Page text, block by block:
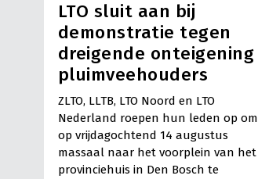
LTO sluit aan bij
demonstratie tegen
dreigende onteigening
pluimveehouders
ZLTO, LLTB, LTO Noord en LTO
Nederland roepen hun leden op om
op vrijdagochtend 14 augustus
massaal naar het voorplein van het
provinciehuis in Den Bosch te